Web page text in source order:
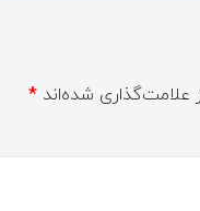
شده‌اند *